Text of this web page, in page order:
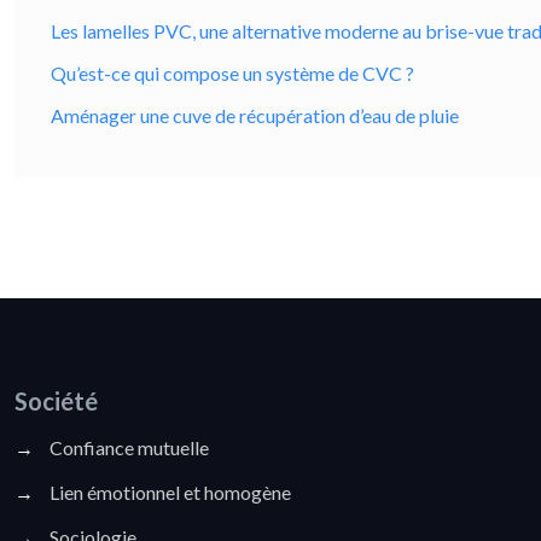
Les lamelles PVC, une alternative moderne au brise-vue
Qu’est-ce qui compose un système de CVC ?
Aménager une cuve de récupération d’eau de pluie
Société
→
Confiance mutuelle
→
Lien émotionnel et homogène